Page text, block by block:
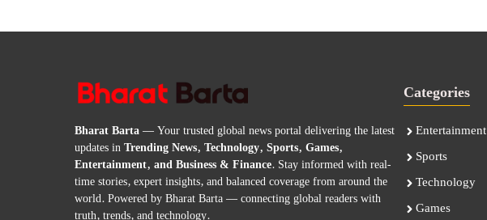
Bharat Barta— Your trusted global news portal delivering the latest
updates inTrending News, Technology, Sports, Games,
Entertainment, and Business & Finance. Stay informed with real-
time stories, expert insights, and balanced coverage from around the
world. Powered by Bharat Barta — connecting global readers with
truth, trends, and technology.
Categories
Entertainment
Sports
Technology
Games